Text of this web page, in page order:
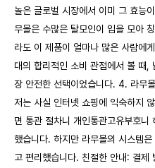
놀은 글로벌 시장에서 이미 그 효능
무몰은 수많은 탈모인이 입을 모아
라도 이 제품이 얼마나 많은 사람에
대의 합리적인 소비 관점에서 볼 때,
장 안전한 선택이었습니다. 4. 라무
저는 사실 인터넷 쇼핑에 익숙하지
면 통관 절차니 개인통관고유부호
했습니다. 하지만 라무몰의 시스템
고 편리했습니다. 친절한 안내: 결제